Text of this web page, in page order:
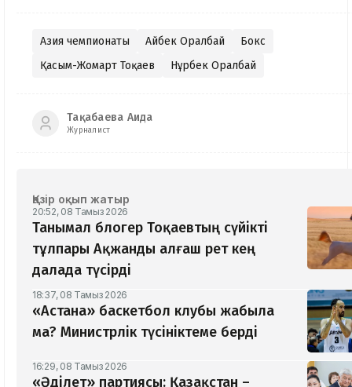
Азия чемпионаты Айбек Оралбай
Бокс
Қасым-Жомарт Тоқаев
Нұрбек Оралбай
Тақабаева Аида
Журналист
Қазір оқып жатыр
20:52, 08 Тамыз 2026
Танымал блогер Тоқаевтың сүйікті
тұлпары Ақжанды алғаш рет кең
далада түсірді
18:37, 08 Тамыз 2026
«Астана» баскетбол клубы жабыла
ма? Министрлік түсініктеме берді
16:29, 08 Тамыз 2026
«Әділет» партиясы: Қазақстан –